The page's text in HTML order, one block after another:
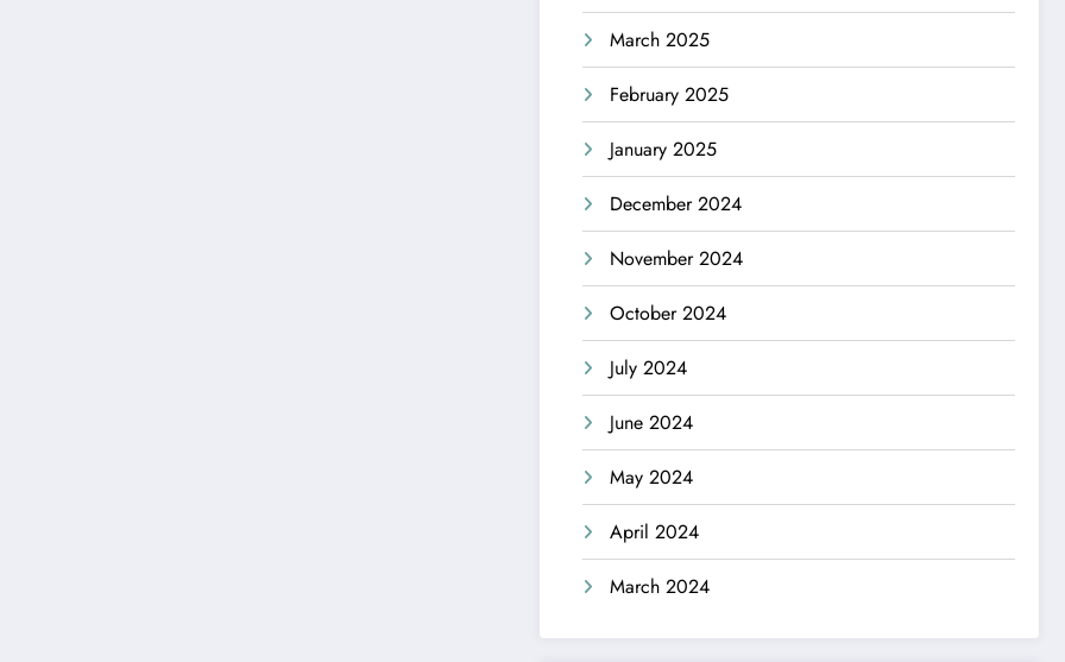
March 2025
February 2025
January 2025
December 2024
November 2024
October 2024
July 2024
June 2024
May 2024
April 2024
March 2024